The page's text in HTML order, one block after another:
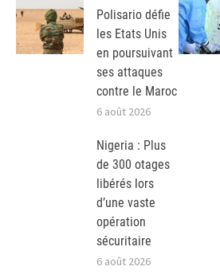
Polisario défie
les Etats Unis
en poursuivant
ses attaques
contre le Maroc
6 août 2026
Nigeria : Plus
de 300 otages
libérés lors
d’une vaste
opération
sécuritaire
6 août 2026